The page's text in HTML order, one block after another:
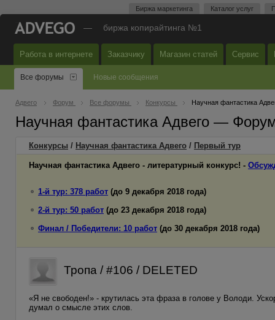
Биржа маркетинга Каталог услуг
— биржа копирайтинга №1
Работа в интернете Заказчику Магазин статей Сервис
Все форумы Новые сообщения
Адвего Форум Все форумы Конкурсы Научная фантастика
Научная фантастика Адвего —
Конкурсы / Научная фантастика Адвего / Первый тур
Научная фантастика Адвего - литературный конкурс! -
1-й тур: 378 работ (до 9 декабря 2018 года)
2-й тур: 50 работ (до 23 декабря 2018 года)
Финал / Победители: 10 работ (до 30 декабря 2018 года)
Тропа / #106 / DELETED
«Я не свободен!» - крутилась эта фраза в голове у Володи.
думал о смысле этих слов.